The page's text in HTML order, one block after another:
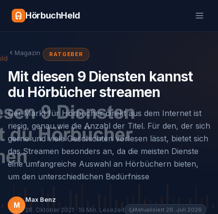
HörbuchHeld
Magazin RATGEBER
Mit diesen 9 Diensten kannst
du Hörbücher streamen
Der Markt für Hörbücher direkt aus dem Internet ist
riesig, genau wie die Anzahl der Titel. Für den, der sich
gerne und viele Geschichten vorlesen lässt, bietet sich
das Streamen besonders an, da die meisten Dienste
eine umfangreiche Auswahl an Hörbüchern bieten,
um den unterschiedlichen Bedürfnisse
M
Max Benz
28. Oktober 2021 · 19 Min. Lesezeit Aktualisiert 26. Juli 2026